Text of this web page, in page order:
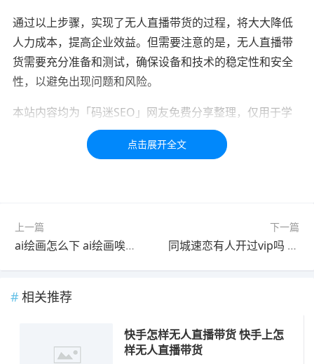
通过以上步骤，实现了无人直播带货的过程，将大大降低
人力成本，提高企业效益。但需要注意的是，无人直播带
货需要充分准备和测试，确保设备和技术的稳定性和安全
性，以避免出现问题和风险。
本站内容均为「码迷SEO」网友免费分享整理，仅用于学
习交流，如有疑问，请联系我们48小时处理！！！！
上一篇
ai绘画怎么下 ai绘画唉爱绘画怎么下
下一篇
同城速恋有人开过vip吗 速卖通vip续费要多久
相关推荐
快手怎样无人直播带货 快手上怎
样无人直播带货